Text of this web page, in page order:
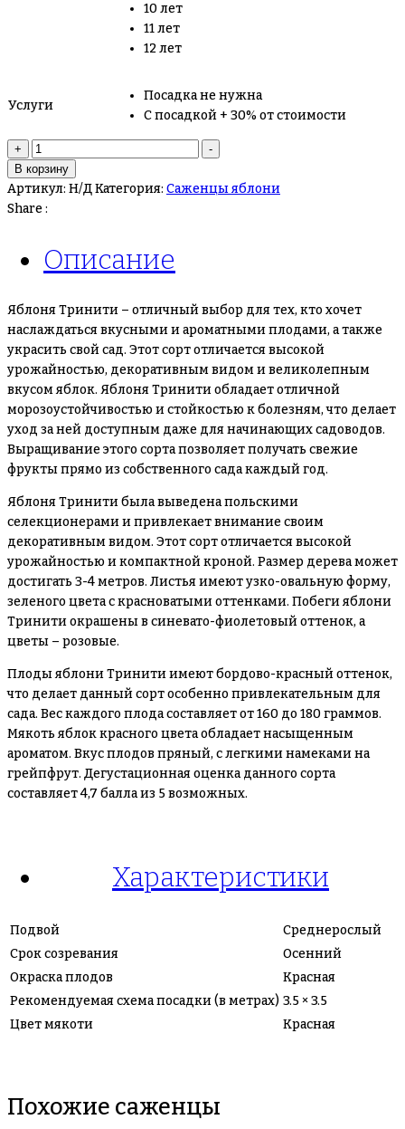
10 лет
11 лет
12 лет
Услуги
Посадка не нужна
С посадкой + 30% от стоимости
+
Количество
товара
Яблоня
Тринити
-
В корзину
Артикул: Н/ДКатегория: Саженцы яблони
Share :
Описание
Яблоня Тринити – отличный выбор для тех, кто хочет
наслаждаться вкусными и ароматными плодами, а также
украсить свой сад. Этот сорт отличается высокой
урожайностью, декоративным видом и великолепным
вкусом яблок. Яблоня Тринити обладает отличной
морозоустойчивостью и стойкостью к болезням, что делает
уход за ней доступным даже для начинающих садоводов.
Выращивание этого сорта позволяет получать свежие
фрукты прямо из собственного сада каждый год.
Яблоня Тринити была выведена польскими
селекционерами и привлекает внимание своим
декоративным видом. Этот сорт отличается высокой
урожайностью и компактной кроной. Размер дерева может
достигать 3-4 метров. Листья имеют узко-овальную форму,
зеленого цвета с красноватыми оттенками. Побеги яблони
Тринити окрашены в синевато-фиолетовый оттенок, а
цветы – розовые.
Плоды яблони Тринити имеют бордово-красный оттенок,
что делает данный сорт особенно привлекательным для
сада. Вес каждого плода составляет от 160 до 180 граммов.
Мякоть яблок красного цвета обладает насыщенным
ароматом. Вкус плодов пряный, с легкими намеками на
грейпфрут. Дегустационная оценка данного сорта
составляет 4,7 балла из 5 возможных.
Характеристики
Подвой
Среднерослый
Срок созревания
Осенний
Окраска плодов
Красная
Рекомендуемая схема посадки (в метрах) 3.5 × 3.5
Цвет мякоти
Красная
Похожие саженцы